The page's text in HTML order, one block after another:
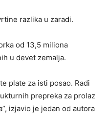
razlika u zaradi.
od 13,5 miliona
u devet zemalja.
plate za isti posao. Radi
prepreka za prolaz
izjavio je jedan od autora